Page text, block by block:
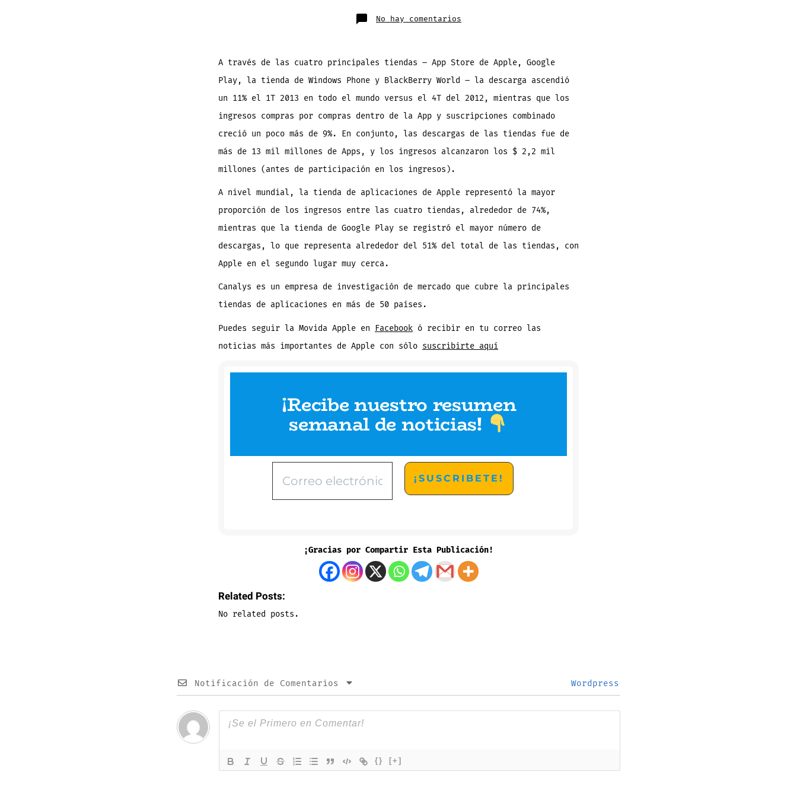
No hay comentarios
Android
la
descarga
Apps,
Apple
se
lleva
el
de
los
ingresos
A través de las cuatro principales tiendas – App Store de Apple, Google
Play, la tienda de Windows Phone y BlackBerry World – la descarga ascendió
un 11% el 1T 2013 en todo el mundo versus el 4T del 2012, mientras que los
ingresos compras por compras dentro de la App y suscripciones combinado
creció un poco más de 9%. En conjunto, las descargas de las tiendas fue de
más de 13 mil millones de Apps, y los ingresos alcanzaron los $ 2,2 mil
millones (antes de participación en los ingresos).
A nivel mundial, la tienda de aplicaciones de Apple representó la mayor
proporción de los ingresos entre las cuatro tiendas, alrededor de 74%,
mientras que la tienda de Google Play se registró el mayor número de
descargas, lo que representa alrededor del 51% del total de las tiendas, con
Apple en el segundo lugar muy cerca.
Canalys es un empresa de investigación de mercado que cubre la principales
tiendas de aplicaciones en más de 50 países.
Puedes seguir la Movida Apple en Facebook ó recibir en tu correo las
noticias más importantes de Apple con sólo suscribirte aquí
¡Recibe nuestro resumen
semanal de noticias!
¡Gracias por Compartir Esta Publicación!
Related Posts:
No related posts.
Notificación de Comentarios Wordpress
{} [+]